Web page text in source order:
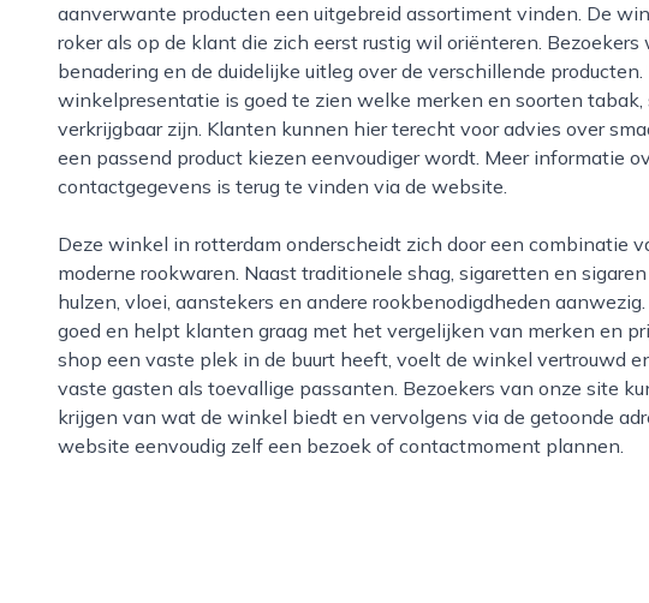
aanverwante producten een uitgebreid assortiment vinden. De
roker als op de klant die zich eerst rustig wil oriënteren.
benadering en de duidelijke uitleg over de verschillende
winkelpresentatie is goed te zien welke merken en soorten tabak,
verkrijgbaar zijn. Klanten kunnen hier terecht voor advies over
een passend product kiezen eenvoudiger wordt. Meer informatie
contactgegevens is terug te vinden via de website.
Deze winkel in rotterdam onderscheidt zich door een combinatie van klassiek assortiment en
moderne rookwaren. Naast traditionele shag, sigaretten en
hulzen, vloei, aanstekers en andere rookbenodigdheden
goed en helpt klanten graag met het vergelijken van merken en
shop een vaste plek in de buurt heeft, voelt de winkel vertrouwd
vaste gasten als toevallige passanten. Bezoekers van onze site
krijgen van wat de winkel biedt en vervolgens via de getoonde
website eenvoudig zelf een bezoek of contactmoment plannen.